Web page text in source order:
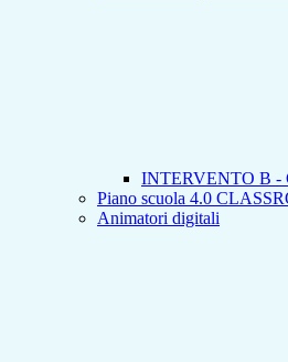
INTERVENTO B -
Piano scuola 4.0
Animatori digitali